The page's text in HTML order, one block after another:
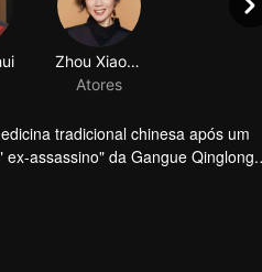
tradicional chinesa após um
assassino" da Gangue Qinglong.
e sempre quis amá-lo da melhor